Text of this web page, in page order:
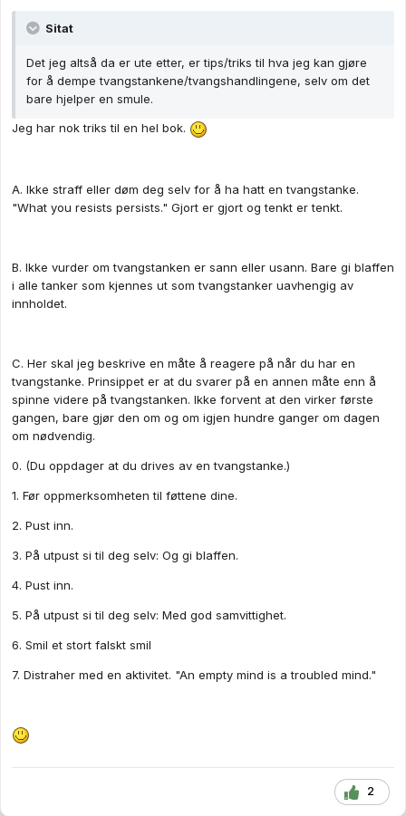
Sitat
Det jeg altså da er ute etter, er tips/triks til hva jeg kan gjøre
for å dempe tvangstankene/tvangshandlingene, selv om det
bare hjelper en smule.
Jeg har nok triks til en hel bok.
A. Ikke straff eller døm deg selv for å ha hatt en tvangstanke.
"What you resists persists." Gjort er gjort og tenkt er tenkt.
B. Ikke vurder om tvangstanken er sann eller usann. Bare gi blaffen
i alle tanker som kjennes ut som tvangstanker uavhengig av
innholdet.
C. Her skal jeg beskrive en måte å reagere på når du har en
tvangstanke. Prinsippet er at du svarer på en annen måte enn å
spinne videre på tvangstanken. Ikke forvent at den virker første
gangen, bare gjør den om og om igjen hundre ganger om dagen
om nødvendig.
0. (Du oppdager at du drives av en tvangstanke.)
1. Før oppmerksomheten til føttene dine.
2. Pust inn.
3. På utpust si til deg selv: Og gi blaffen.
4. Pust inn.
5. På utpust si til deg selv: Med god samvittighet.
6. Smil et stort falskt smil
7. Distraher med en aktivitet. "An empty mind is a troubled mind."
2